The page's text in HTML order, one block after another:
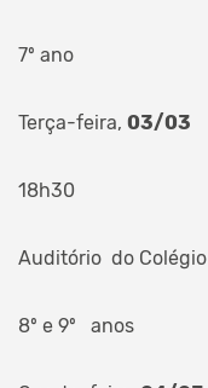
7º ano
Terça-feira, 03/03
18h30
Auditório do Colégio
8º e 9º anos